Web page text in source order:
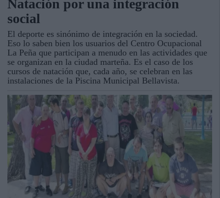
Natación por una integración
social
El deporte es sinónimo de integración en la sociedad.
Eso lo saben bien los usuarios del Centro Ocupacional
La Peña que participan a menudo en las actividades que
se organizan en la ciudad marteña. Es el caso de los
cursos de natación que, cada año, se celebran en las
instalaciones de la Piscina Municipal Bellavista.